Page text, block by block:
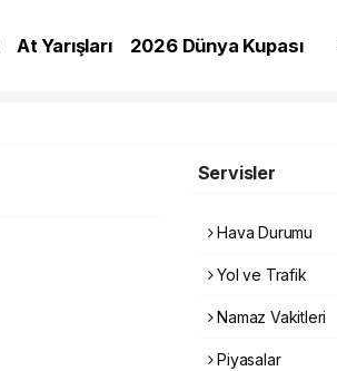
At Yarışları
2026 Dünya Kupası
Servisler
Hava Durumu
Yol ve Trafik
Namaz Vakitleri
Piyasalar